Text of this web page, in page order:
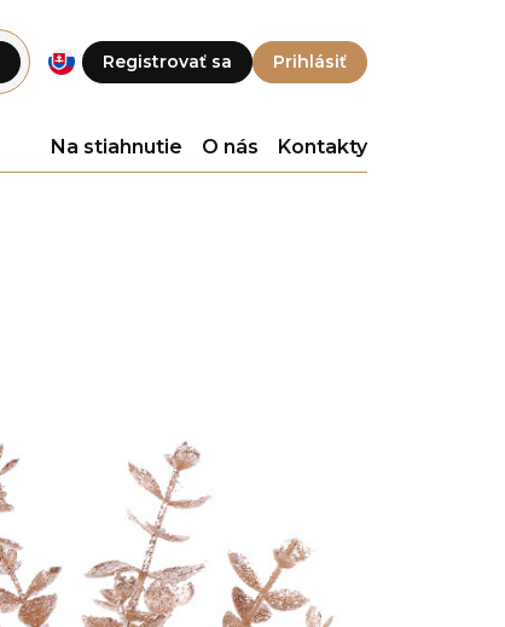
Registrovať sa Prihlásiť
Na stiahnutie O nás Kontakty